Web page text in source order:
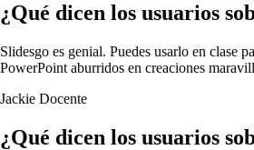
¿Qué dicen los usuarios
Slidesgo es genial. Puedes usarlo en clase
PowerPoint aburridos en creaciones
Jackie Docente
¿Qué dicen los usuarios